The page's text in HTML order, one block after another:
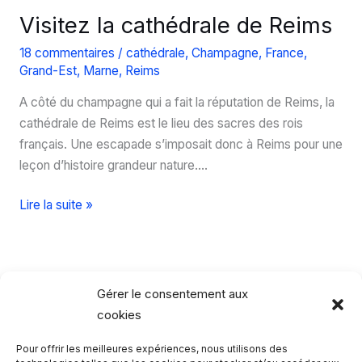
Gérer le consentement aux
cookies
Pour offrir les meilleures expériences, nous utilisons des
Visitez la cathédrale de Reims
18 commentaires / cathédrale, Champagne, France,
Grand-Est, Marne, Reims
A côté du champagne qui a fait la réputation de Reims, la
cathédrale de Reims est le lieu des sacres des rois
français. Une escapade s’imposait donc à Reims pour une
leçon d’histoire grandeur nature….
Visitez
Lire la suite »